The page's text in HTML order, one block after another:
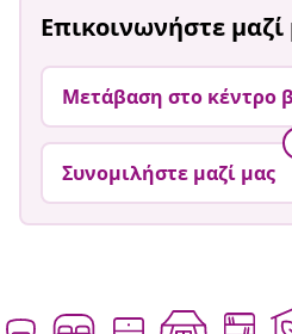
Επικοινωνήστε μαζί
Μετάβαση στο κέντρο
Συνομιλήστε μαζί μας